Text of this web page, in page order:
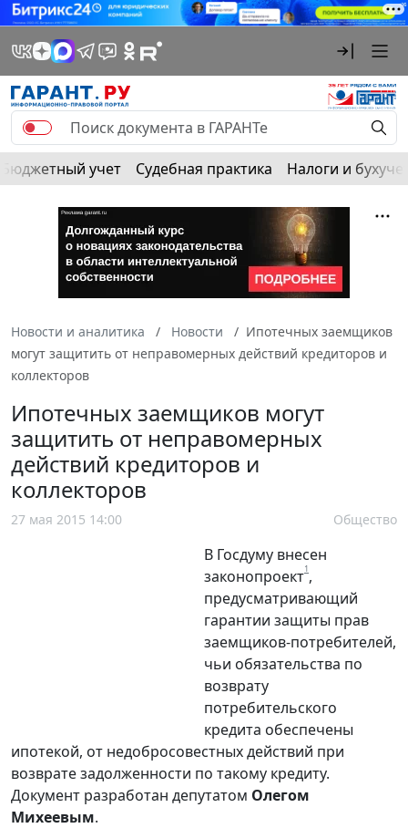
Бюджетный учет Судебная практика Налоги и
Новости и аналитика Новости
Ипотечных заемщиков
могут защитить от неправомерных действий кредиторов и
коллекторов
Ипотечных заемщиков могут
защитить от неправомерных
действий кредиторов и
коллекторов
27 мая 2015 14:00 Общество
В Госдуму внесен
законопроект1,
предусматривающий
гарантии защиты прав
заемщиков-потребителей,
чьи обязательства по
возврату
потребительского
кредита обеспечены
ипотекой, от недобросовестных действий при
возврате задолженности по такому кредиту.
Документ разработан депутатом Олегом
Михеевым.